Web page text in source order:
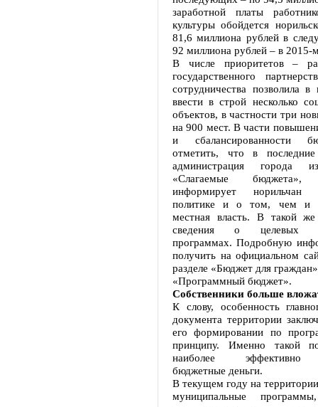
заработной платы
культуры обойдется
81,6 миллиона рублей в
92 миллиона рублей – в 2015-
В числе приоритетов –
государственного
сотрудничества позволила
ввести в строй несколько
объектов, в частности три
на 900 мест. В части
и сбалансированности
отметить, что в последние
администрация города
«Слагаемые
информирует
политике и о том, чем и
местная власть. В такой
сведения о целевых
программах. Подробную
получить на официальном
разделе «Бюджет для
«Программный бюджет».
Собственники больше
К слову, особенность
документа территории
его формировании по
принципу. Именно такой
наиболее эффективно
бюджетные деньги.
В текущем году на
муниципальные